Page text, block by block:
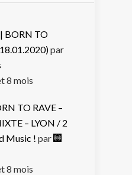
BORN TO
par
8 mois
TO RAVE –
– LYON / 2
Music ! par
8 mois